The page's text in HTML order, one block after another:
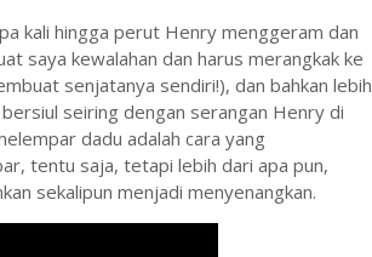
kali hingga perut Henry menggeram dan
saya kewalahan dan harus merangkak ke
senjatanya sendiri!), dan bahkan lebih
seiring dengan serangan Henry di
dadu adalah cara yang
tentu saja, tetapi lebih dari apa pun,
sekalipun menjadi menyenangkan.